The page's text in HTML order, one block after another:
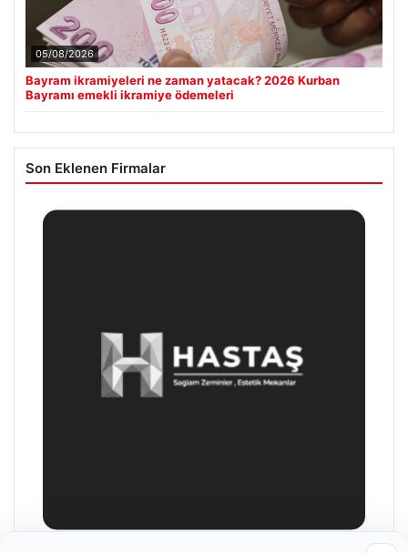
05/08/2026
Bayram ikramiyeleri ne zaman yatacak? 2026 Kurban
Bayramı emekli ikramiye ödemeleri
Son Eklenen Firmalar